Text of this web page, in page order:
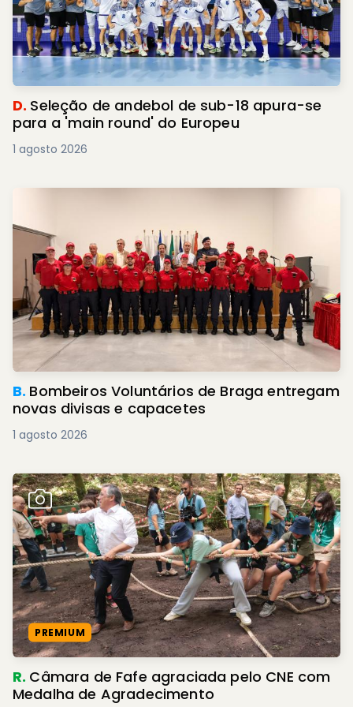
D. Seleção de andebol de sub-18 apura-se
para a 'main round' do Europeu
1 agosto 2026
B. Bombeiros Voluntários de Braga entregam
novas divisas e capacetes
1 agosto 2026
PREMIUM
R. Câmara de Fafe agraciada pelo CNE com
Medalha de Agradecimento